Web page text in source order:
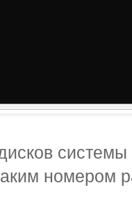
системы
номером